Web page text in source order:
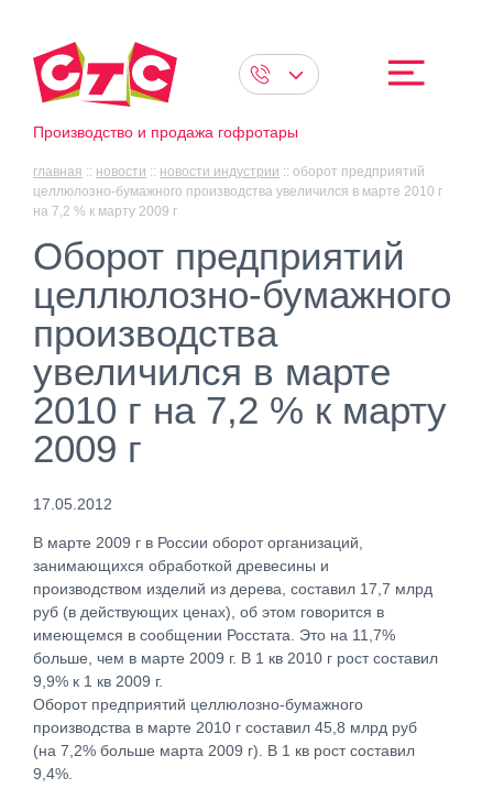
Производство и продажа гофротары
главная :: новости :: новости индустрии :: оборот предприятий
целлюлозно-бумажного производства увеличился в марте 2010 г
на 7,2 % к марту 2009 г
Оборот предприятий
целлюлозно-бумажного
производства
увеличился в марте
2010 г на 7,2 % к марту
2009 г
17.05.2012
В марте 2009 г в России оборот организаций,
занимающихся обработкой древесины и
производством изделий из дерева, составил 17,7 млрд
руб (в действующих ценах), об этом говорится в
имеющемся в сообщении Росстата. Это на 11,7%
больше, чем в марте 2009 г. В 1 кв 2010 г рост составил
9,9% к 1 кв 2009 г.
Оборот предприятий целлюлозно-бумажного
производства в марте 2010 г составил 45,8 млрд руб
(на 7,2% больше марта 2009 г). В 1 кв рост составил
9,4%.